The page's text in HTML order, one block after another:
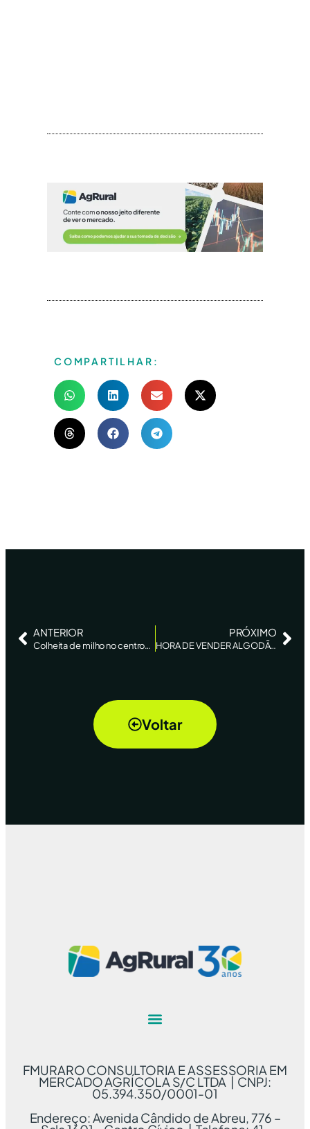
COMPARTILHAR:
ANTERIOR
Colheita de milho no centro-sul do Brasil alcança 25% do total, diz AgRural – Reuters
PRÓXIMO
HORA DE VENDER ALGODÃO?
Voltar
FMURARO CONSULTORIA E ASSESSORIA EM
MERCADO AGRÍCOLA S/C LTDA | CNPJ:
05.394.350/0001-01
Endereço: Avenida Cândido de Abreu, 776 –